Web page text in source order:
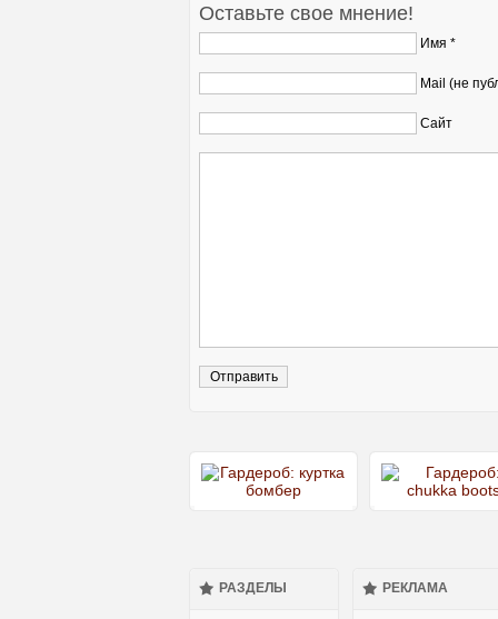
Оставьте свое мнение!
Имя *
Mail (не
Сайт
РАЗДЕЛЫ РЕКЛАМА